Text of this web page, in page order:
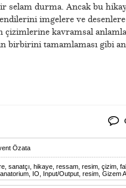
selam durma. Ancak bu
imgelere ve
çizimlerine kavramsal
birbirini tamamlaması gibi
Özata
sanatçı hikaye ressam resim çizim
IO Input/Output resim Gizem